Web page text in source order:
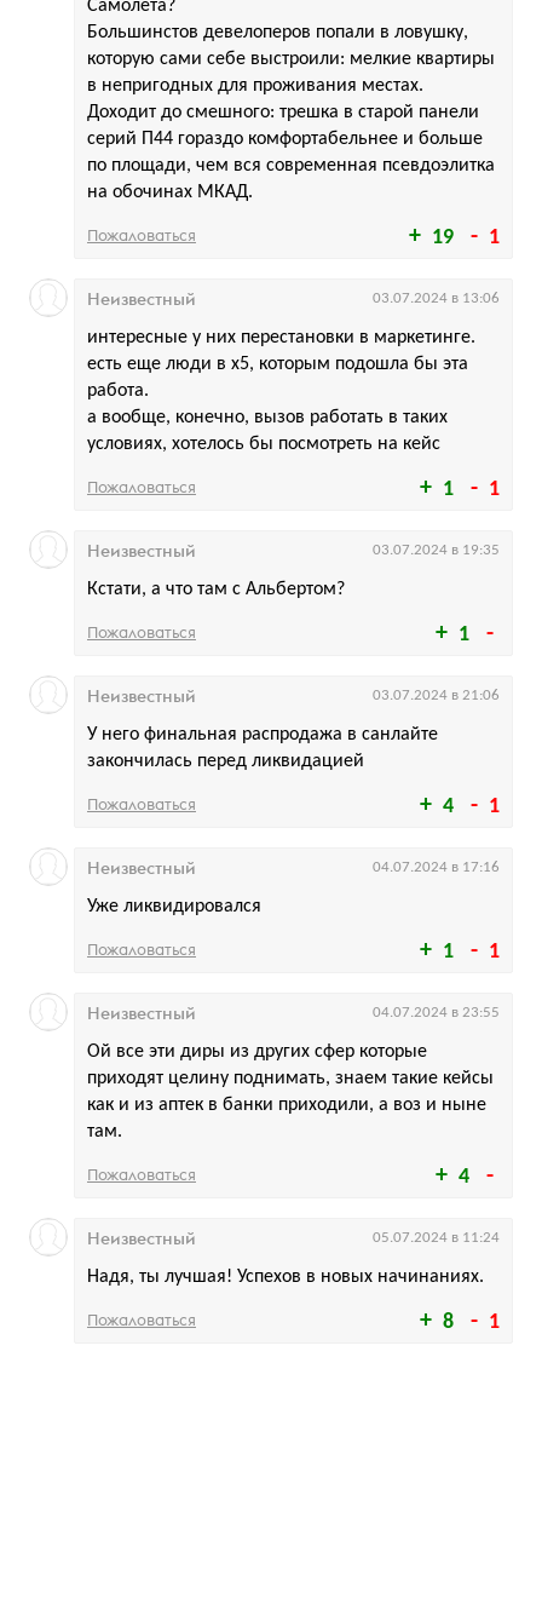
19 1
Самолета?
Большинстов девелоперов попали в ловушку,
которую сами себе выстроили: мелкие квартиры
в непригодных для проживания местах.
Доходит до смешного: трешка в старой панели
серий П44 гораздо комфортабельнее и больше
по площади, чем вся современная псевдоэлитка
на обочинах МКАД.
Пожаловаться
1 1
интересные у них перестановки в маркетинге.
есть еще люди в x5, которым подошла бы эта
работа.
а вообще, конечно, вызов работать в таких
условиях, хотелось бы посмотреть на кейс
Неизвестный 03.07.2024 в 13:06
Пожаловаться
1
Кстати, а что там с Альбертом?
Неизвестный 03.07.2024 в 19:35
Пожаловаться
4 1
У него финальная распродажа в санлайте
закончилась перед ликвидацией
Неизвестный 03.07.2024 в 21:06
Пожаловаться
1 1
Уже ликвидировался
Неизвестный 04.07.2024 в 17:16
Пожаловаться
4
Ой все эти диры из других сфер которые
приходят целину поднимать, знаем такие кейсы
как и из аптек в банки приходили, а воз и ныне
там.
Неизвестный 04.07.2024 в 23:55
Пожаловаться
8 1
Надя, ты лучшая! Успехов в новых начинаниях.
Неизвестный 05.07.2024 в 11:24
Пожаловаться